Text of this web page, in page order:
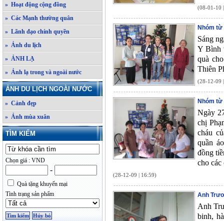
» Hoạt động cộng đồng
» Các Mạnh thường quân
» Lãnh đạo chính quyền
» Ảnh du lịch
» ẢNH LẠ
» Ảnh lạ trong và ngoài nước
ẢNH DU LỊCH NGOÀI NƯỚC
» Cảnh đẹp
» Ảnh mùa xuân
TÌM KIẾM
Chọn giá : VND
-
Quà tặng khuyến mại
Tình trạng sản phẩm
(08-01-10
Nhóm
Sáng
Y Bình
quà
Thiên
(28-12-09
Nhóm
Ngày
chị
cháu
quần
đồng
cho các
(28-12-09 | 16:59)
Anh
Anh
binh,